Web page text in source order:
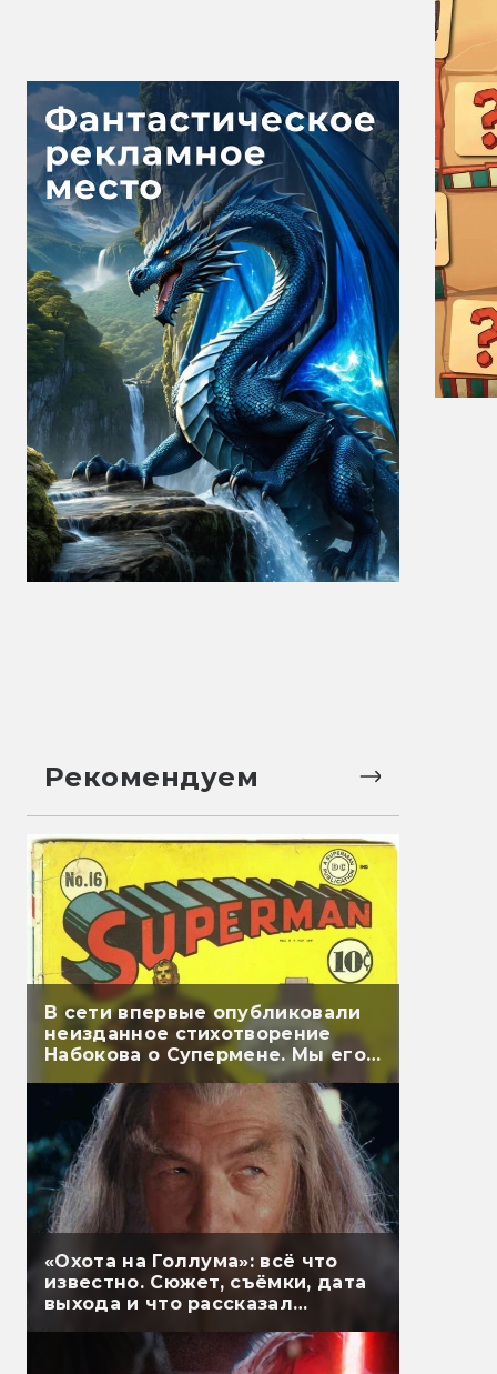
Рекомендуем
В сети впервые опубликовали
неизданное стихотворение
Набокова о Супермене. Мы его
перевели
«Охота на Голлума»: всё что
известно. Сюжет, съёмки, дата
выхода и что рассказал